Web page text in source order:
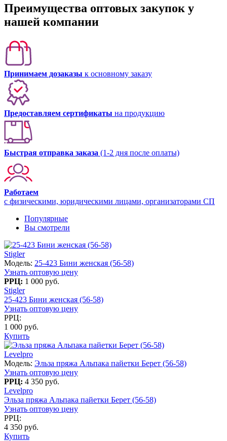
Преимущества оптовых закупок у
нашей компании
Принимаем дозаказы к основному заказу
Предоставляем сертификаты на продукцию
Быстрая отправка заказа (1-2 дня после оплаты)
Работаем
с физическими, юридическими лицами, организаторами СП
Популярные
Вы смотрели
Stigler
Модель: 25-423 Бини женская (56-58)
Узнать оптовую цену
РРЦ: 1 000 руб.
Stigler
25-423 Бини женская (56-58)
Узнать оптовую цену
РРЦ:
1 000 руб.
Купить
Levelpro
Модель: Эльза пряжа Альпака пайетки Берет (56-58)
Узнать оптовую цену
РРЦ: 4 350 руб.
Levelpro
Эльза пряжа Альпака пайетки Берет (56-58)
Узнать оптовую цену
РРЦ:
4 350 руб.
Купить